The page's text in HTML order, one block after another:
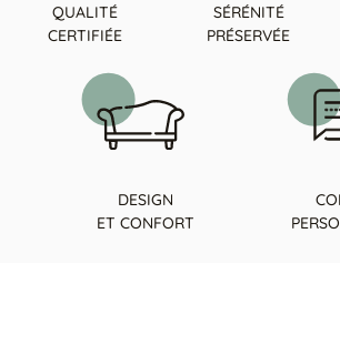
QUALITÉ
CERTIFIÉE
SÉRÉNITÉ
PRÉSERVÉE
DESIGN
ET CONFORT